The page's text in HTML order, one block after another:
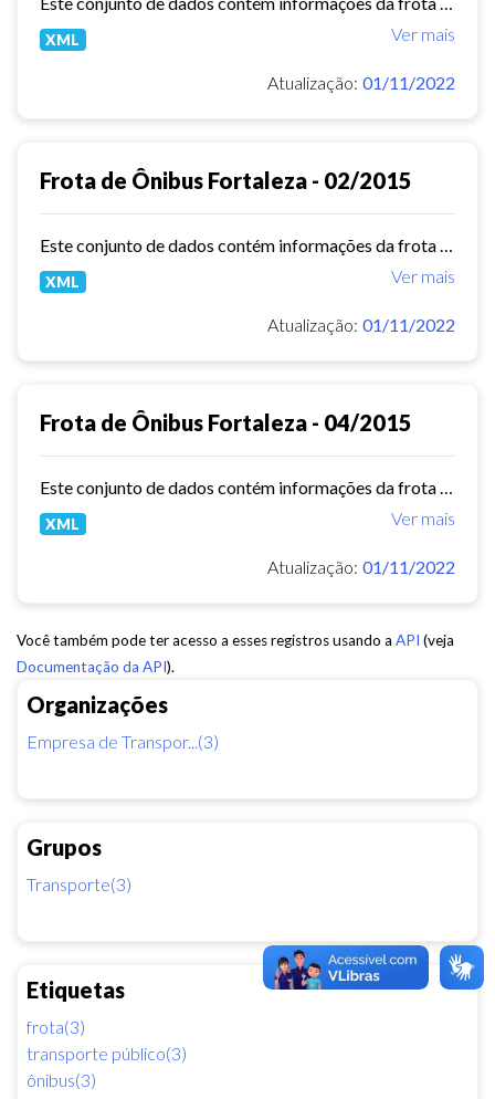
Organizações
Empresa de Transpor...(3)
Grupos
Transporte(3)
Etiquetas
frota(3)
transporte público(3)
ônibus(3)
Ver mais
XML
Atualização: 01/11/2022
Frota de Ônibus Fortaleza - 02/2015
Ver mais
XML
Atualização: 01/11/2022
Frota de Ônibus Fortaleza - 04/2015
Ver mais
XML
Atualização: 01/11/2022
Você também pode ter acesso a esses registros usando a API (veja
Documentação da API).